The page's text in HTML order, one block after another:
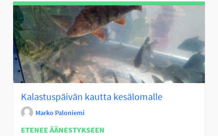
Kalastuspäivän kautta kesälomalle
Marko Paloniemi
ETENEE ÄÄNESTYKSEEN